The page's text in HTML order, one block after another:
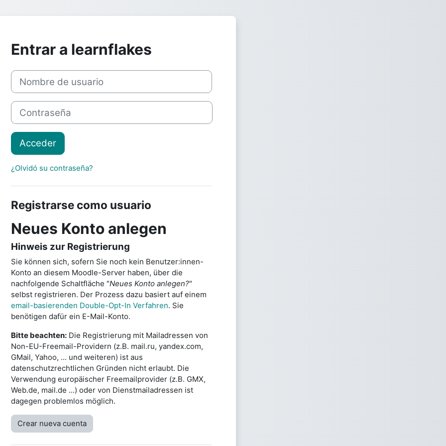
Entrar a learnflakes
Nombre de usuario
Contraseña
Acceder
¿Olvidó su contraseña?
Registrarse como usuario
Neues Konto anlegen
Hinweis zur Registrierung
Sie können sich, sofern Sie noch kein Benutzer:innen-
Konto an diesem Moodle-Server haben, über die
nachfolgende Schaltfläche "Neues Konto anlegen?"
selbst registrieren. Der Prozess dazu basiert auf einem
email-basierenden Double-Opt-In Verfahren. Sie
benötigen dafür ein E-Mail-Konto.
Bitte beachten: Die Registrierung mit Mailadressen von
Non-EU-Freemail-Providern (z.B. mail.ru, yandex.com,
GMail, Yahoo, ... und weiteren) ist aus
datenschutzrechtlichen Gründen nicht erlaubt. Die
Verwendung europäischer Freemailprovider (z.B. GMX,
Web.de, mail.de ...) oder von Dienstmailadressen ist
dagegen problemlos möglich.
Crear nueva cuenta